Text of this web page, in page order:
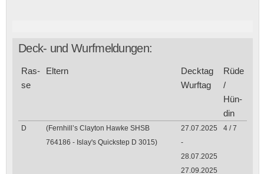
Deck- und Wurfmeldungen:
Ras­
se
Eltern
Deck­tag
Wurf­tag
Rüde
/
Hün­
din
D
(Fernhill’s Clayton Hawke SHSB
764186 - Islay's Quickstep D 3015)
27.07.2025
-
28.07.2025
27.09.2025
4 / 7